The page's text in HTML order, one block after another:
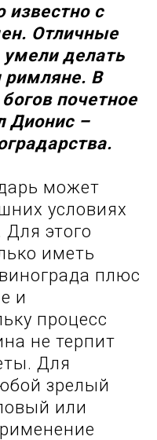
известно с
Отличные
делать
римляне. В
почетное
Дионис –
может
условиях
Для этого
иметь
плюс
и
процесс
не терпит
Для
зрелый
или